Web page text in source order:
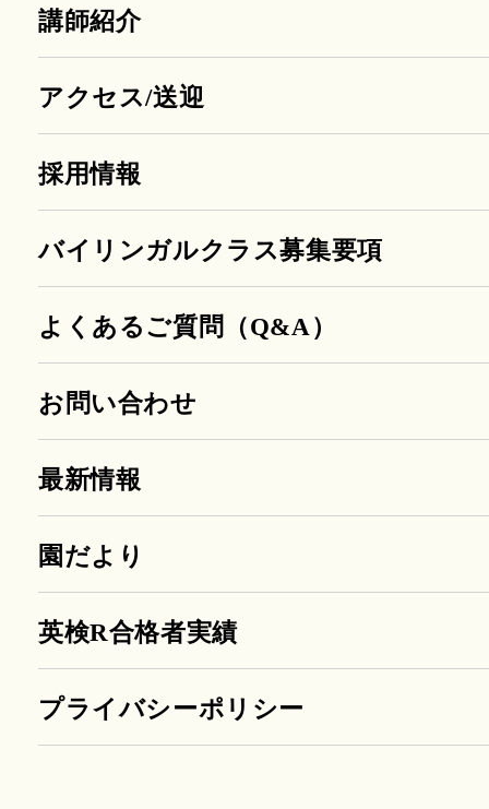
講師紹介
アクセス/送迎
採用情報
バイリンガルクラス募集要項
よくあるご質問（Q&A）
お問い合わせ
最新情報
園だより
英検R合格者実績
プライバシーポリシー